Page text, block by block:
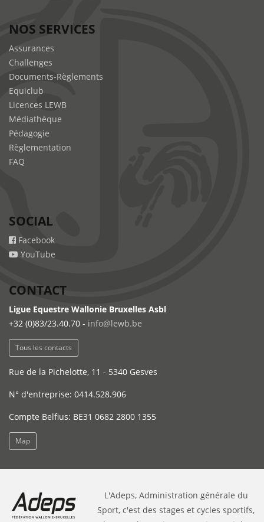
NOS SERVICES
Assurances
Challenges
Documents-Règlements
Equiclub
Licences LEWB
Médiathèque
Pédagogie
Règlementation
FAQ
SOCIAL
Facebook
YouTube
CONTACT
Ligue Equestre Wallonie Bruxelles Asbl
+32 (0)83/23.40.70 - info@lewb.be
Tous les contacts
Rue de la Pichelotte, 11 - 5340 Gesves
N° d'entreprise: 0414.528.906
Compte Belfius: BE31 0682 2800 1355
Map
L'Adeps, Administration générale du
Sport, c'est des stages et cycles sportifs,